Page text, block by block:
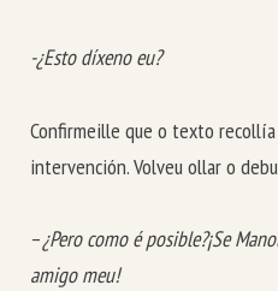
-¿Esto díxeno eu?
Confirmeille que o texto
intervención. Volveu ollar o
–¿Pero como é posible?¡Se
amigo meu!